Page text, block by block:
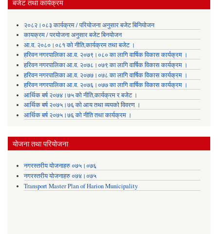
बजेट तथा कार्यक्रम
२०८२।०८३ कार्यक्रम / परियोजना अनुसार बजेट बिनियोजन
कायक्रम / परयोजना अनुसार बजेट बिनयोजन
आ.व. २०८०।०८१ को नीति,कार्यक्रम तथा बजेट ।
हरिवन नगरपालिका आ‍.व. २०७९।०८० का लागि वार्षिक विकास कार्यक्रम ।
हरिवन नगरपालिका आ‍.व. २०७८।०७९ का लागि वार्षिक विकास कार्यक्रम ।
हरिवन नगरपालिका आ‍.व. २०७७।०७८ का लागि वार्षिक विकास कार्यक्रम ।
हरिवन नगरपालिका आ‍.व. २०७६।०७७ का लागि वार्षिक विकास कार्यक्रम ।
आर्थिक बर्ष २०७४।७५ को नीति,कार्यक्रम र बजेट ।
आर्थिक बर्ष २०७५।७६ को आय तथा व्ययकाे विवरण ।
आर्थिक बर्ष २०७५।७६ को नीति तथा कार्यक्रम ।
योजना तथा परियोजना
नगरस्तरीय योजनाहरु ०७५।०७६
नगरस्तरीय योजनाहरु ०७४।०७५
Transport Master Plan of Harion Municipality